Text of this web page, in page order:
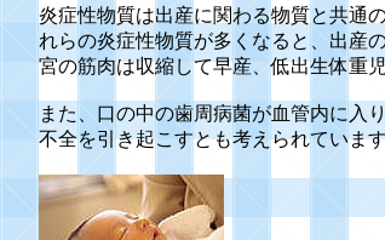
炎症性物質は出産に関わる物質と共通
れらの炎症性物質が多くなると、出産
宮の筋肉は収縮して早産、低出生体重
また、口の中の歯周病菌が血管内に入
不全を引き起こすとも考えられています